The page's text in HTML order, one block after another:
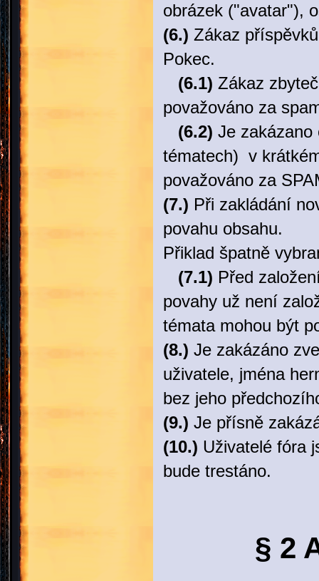
obrázek ("avatar"),
(6.) Zákaz
Pokec.
(6.1) Zákaz
považováno za
(6.2) Je
tématech) v
považováno za
(7.) Při zakládání
povahu obsahu.
Přiklad špatně
(7.1) Před
povahy už není
témata mohou být
(8.) Je zakázáno
uživatele, jména
bez jeho
(9.) Je přísně
(10.) Uživatelé fóra
bude trestáno.
§ 2